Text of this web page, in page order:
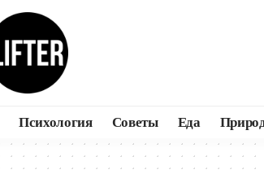
Психология Советы Еда